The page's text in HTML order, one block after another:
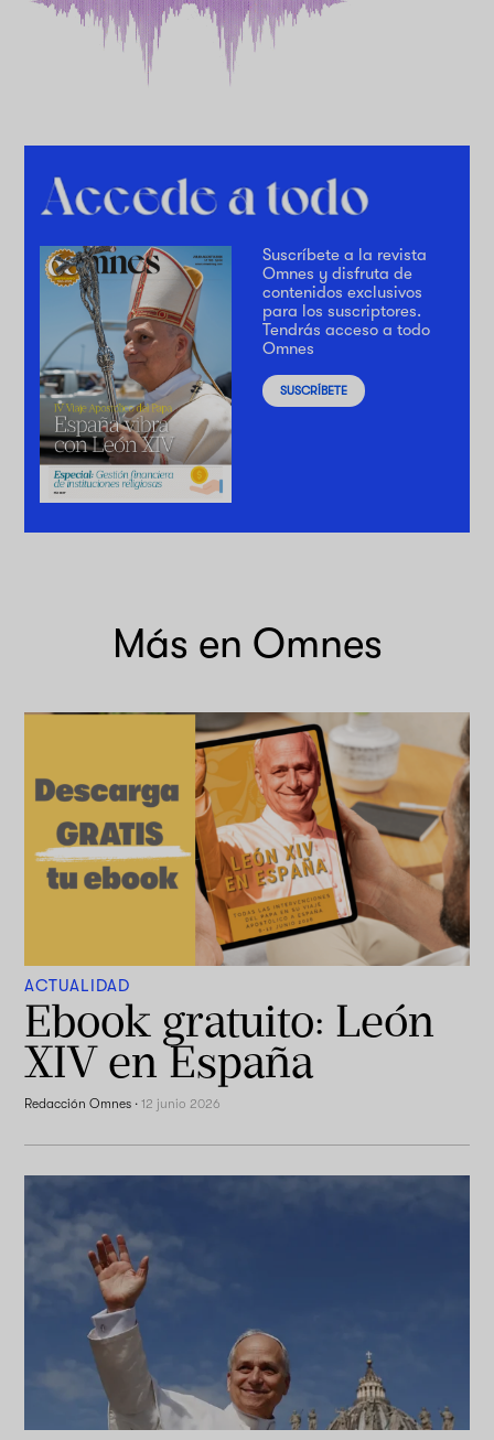
Suscríbete a la revista
Omnes y disfruta de
contenidos exclusivos
para los suscriptores.
Tendrás acceso a todo
Omnes
SUSCRÍBETE
Más en Omnes
ACTUALIDAD
Ebook gratuito: León
XIV en España
Redacción Omnes ·12 junio 2026